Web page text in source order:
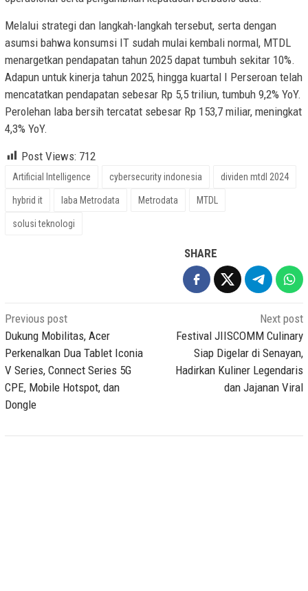
Melalui strategi dan langkah-langkah tersebut, serta dengan
asumsi bahwa konsumsi IT sudah mulai kembali normal, MTDL
menargetkan pendapatan tahun 2025 dapat tumbuh sekitar 10%.
Adapun untuk kinerja tahun 2025, hingga kuartal I Perseroan telah
mencatatkan pendapatan sebesar Rp 5,5 triliun, tumbuh 9,2% YoY.
Perolehan laba bersih tercatat sebesar Rp 153,7 miliar, meningkat
4,3% YoY.
Post Views: 712
Artificial Intelligence cybersecurity indonesia dividen mtdl 2024
hybrid it laba Metrodata Metrodata MTDL
solusi teknologi
SHARE
Post
navigation
Previous post
Dukung Mobilitas, Acer
Perkenalkan Dua Tablet Iconia
V Series, Connect Series 5G
CPE, Mobile Hotspot, dan
Dongle
Next post
Festival JIISCOMM Culinary
Siap Digelar di Senayan,
Hadirkan Kuliner Legendaris
dan Jajanan Viral